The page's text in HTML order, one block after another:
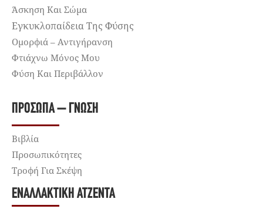
Άσκηση Και Σώμα
Εγκυκλοπαίδεια Της Φύσης
Ομορφιά – Αντιγήρανση
Φτιάχνω Μόνος Μου
Φύση Και Περιβάλλον
ΠΡΌΣΩΠΑ – ΓΝΏΣΗ
Βιβλία
Προσωπικότητες
Τροφή Για Σκέψη
ΕΝΑΛΛΑΚΤΙΚΉ ΑΤΖΈΝΤΑ